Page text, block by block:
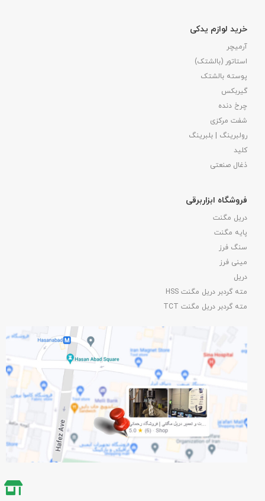
خرید لوازم یدکی
آرمیچر
استاتور (بالشتک)
پوسته بالشتک
گیربکس
چرخ دنده
شفت مرکزی
رولبرینگ | بلبرینگ
کلید
ذغال صنعتی
فروشگاه ابزاربرقی
دریل مگنت
پایه مگنت
سنگ فرز
مینی فرز
دریل
مته گردبر دریل مگنت HSS
مته گردبر دریل مگنت TCT